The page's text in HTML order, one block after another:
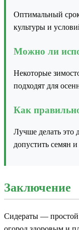
Оптимальный
культуры и
Можно ли
Некоторые
подходят для
Как
Лучше делать это
допустить семян
Заключение
Сидераты — простой